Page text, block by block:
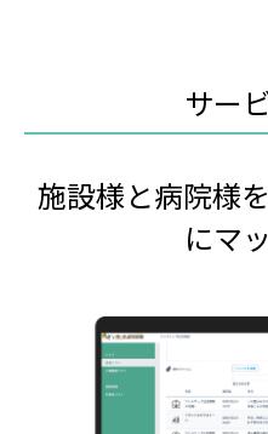
サー
施設様と病院様
にマ